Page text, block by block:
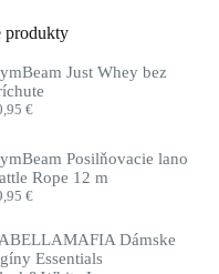
produkty
Just Whey bez
€
Posilňovacie lano
Rope 12 m
€
Dámske
Essentials